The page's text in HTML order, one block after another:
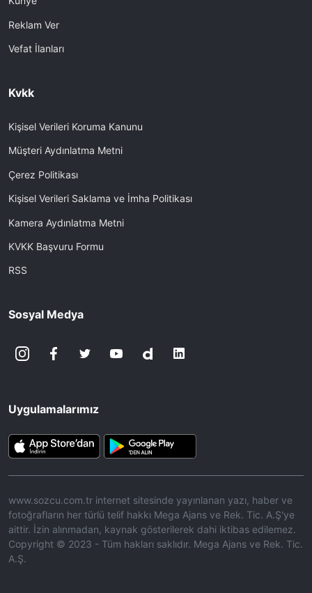
Reklam Ver
Vefat İlanları
Kvkk
Kişisel Verileri Koruma Kanunu
Müşteri Aydınlatma Metni
Çerez Politikası
Kişisel Verileri Saklama ve İmha Politikası
Kamera Aydınlatma Metni
KVKK Başvuru Formu
RSS
Sosyal Medya
Uygulamalarımız
www.sozcu.com.tr internet sitesinde yayınlanan yazı, haber ve
fotoğrafların her türlü telif hakkı Mega Ajans ve Rek. Tic. A.Ş'ye
aittir. İzin alınmadan, kaynak gösterilerek dahi iktibas edilemez.
Copyright © 2023 - Tüm hakları saklıdır. Mega Ajans ve Rek. Tic.
A.Ş.